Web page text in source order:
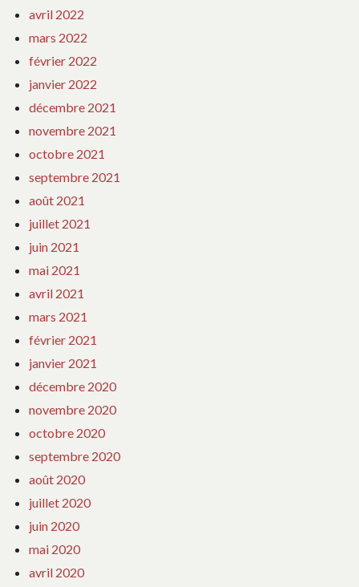
avril 2022
mars 2022
février 2022
janvier 2022
décembre 2021
novembre 2021
octobre 2021
septembre 2021
août 2021
juillet 2021
juin 2021
mai 2021
avril 2021
mars 2021
février 2021
janvier 2021
décembre 2020
novembre 2020
octobre 2020
septembre 2020
août 2020
juillet 2020
juin 2020
mai 2020
avril 2020